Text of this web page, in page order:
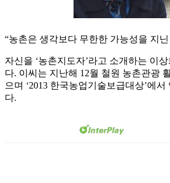
“농촌은 생각보다 무한한 가능성을 지
자신을 ‘농촌지도자’라고 소개하는 이상
다. 이씨는 지난해 12월 철원 농촌관광
으며 ‘2013 한국농업기술보급대상’에
다.